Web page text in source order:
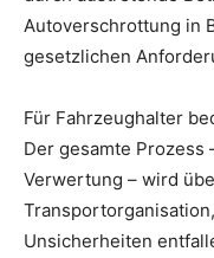
Autoverschrottung in
gesetzlichen
Für Fahrzeughalter
Der gesamte Prozess
Verwertung – wird
Unsicherheiten